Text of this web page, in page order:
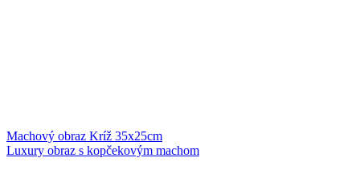
Machový obraz Kríž 35x25cm
Luxury obraz s kopčekovým machom